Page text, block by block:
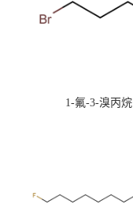
1-氟-3-溴丙烷